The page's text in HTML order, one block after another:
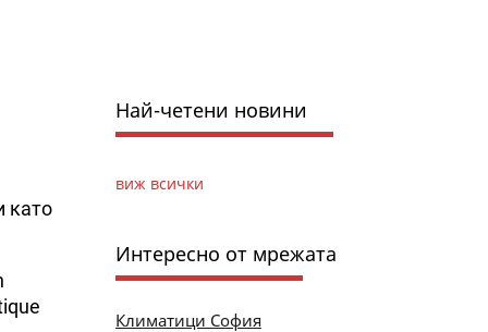
като
Най-четени новини
виж всички
Интересно от мрежата
Климатици София